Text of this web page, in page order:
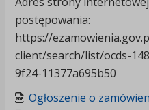
postępowania:
https://
client/search/list/ocds-
9f24-11377a695b50
Ogłoszenie o